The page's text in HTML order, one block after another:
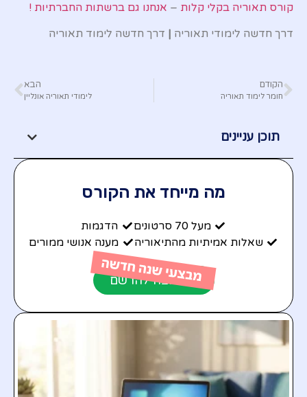
קורס תאוריה בקלי קלות – אנחנו גם ברשתות החברתיות !
דרך חדשה לימודי תאוריה | דרך חדשה לימוד תאוריה
הקודם
חומר לימוד תאוריה
הבא
לימודי תאוריה אונליין
תוכן עניינים
מה מייחד את הקורס
מעל 70 סרטונים
הדגמות
שאלות אמיתיות מהתיאוריה
מענה אנושי ממורים
אני רוצה להרשם